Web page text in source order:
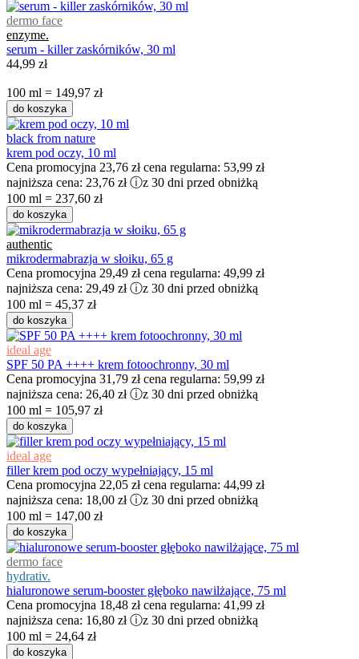
dermo face
enzyme.
serum - killer zaskórników, 30 ml
44,99 zł
100 ml = 149,97 zł
do koszyka
black from nature
krem pod oczy, 10 ml
Cena promocyjna 23,76 zł cena regularna: 53,99 zł
najniższa cena: 23,76 zł ⓘz 30 dni przed obniżką
100 ml = 237,60 zł
do koszyka
authentic
mikrodermabrazja w słoiku, 65 g
Cena promocyjna 29,49 zł cena regularna: 49,99 zł
najniższa cena: 29,49 zł ⓘz 30 dni przed obniżką
100 ml = 45,37 zł
do koszyka
ideal age
SPF 50 PA ++++ krem fotoochronny, 30 ml
Cena promocyjna 31,79 zł cena regularna: 59,99 zł
najniższa cena: 26,40 zł ⓘz 30 dni przed obniżką
100 ml = 105,97 zł
do koszyka
ideal age
filler krem pod oczy wypełniający, 15 ml​
Cena promocyjna 22,05 zł cena regularna: 44,99 zł
najniższa cena: 18,00 zł ⓘz 30 dni przed obniżką
100 ml = 147,00 zł
do koszyka
dermo face
hydrativ.
hialuronowe serum-booster głęboko nawilżające, 75 ml
Cena promocyjna 18,48 zł cena regularna: 41,99 zł
najniższa cena: 16,80 zł ⓘz 30 dni przed obniżką
100 ml = 24,64 zł
do koszyka